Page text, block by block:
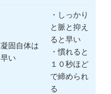
凝固自体は
早い
・しっかり
と脈と抑え
ると早い
・慣れると
１０秒ほど
で締められ
る